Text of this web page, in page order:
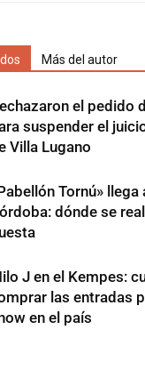
Más del autor
el pedido
suspender el
Villa Lugano
Tornú» llega
dónde se
J en el Kempes:
las entradas
en el país